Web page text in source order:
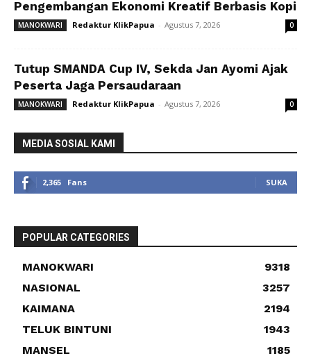
Pengembangan Ekonomi Kreatif Berbasis Kopi
MANOKWARI Redaktur KlikPapua - Agustus 7, 2026 0
Tutup SMANDA Cup IV, Sekda Jan Ayomi Ajak
Peserta Jaga Persaudaraan
MANOKWARI Redaktur KlikPapua - Agustus 7, 2026 0
MEDIA SOSIAL KAMI
2,365 Fans SUKA
POPULAR CATEGORIES
MANOKWARI
9318
NASIONAL
3257
KAIMANA
2194
TELUK BINTUNI
1943
MANSEL
1185